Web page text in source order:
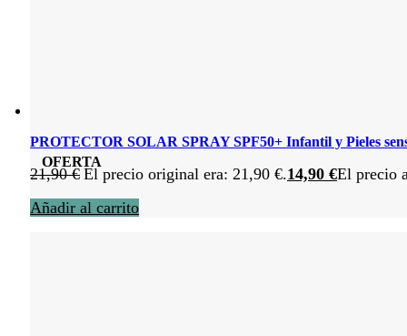
OFERTA
PROTECTOR SOLAR SPRAY SPF50+ Infantil y Pieles
21,90€ El precio original era: 21,90 €.14,90 €El precio
Añadir al carrito